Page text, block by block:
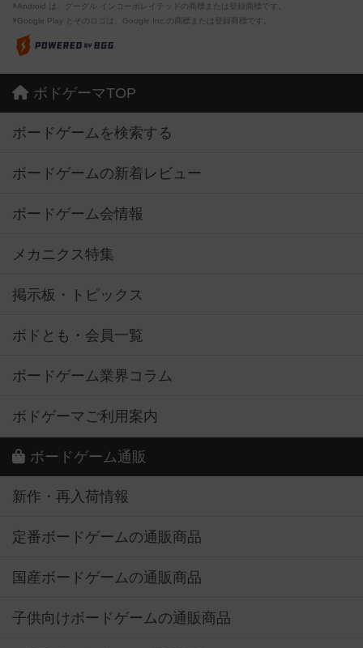
※Android は、グーグル インコーポレイテッドの商標または登録商標です。
※Google Play とそのロゴは、Google Inc.の商標または登録商標です。
ボドゲーマTOP
ボードゲームを検索する
ボードゲームの新着レビュー
ボードゲーム会情報
メカニクス特集
掲示板・トピックス
ボドとも・会員一覧
ボードゲーム業界コラム
ボドゲーマご利用案内
ボードゲーム通販
新作・再入荷情報
定番ボードゲームの通販商品
国産ボードゲームの通販商品
子供向けボードゲームの通販商品